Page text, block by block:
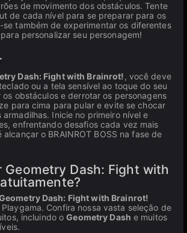
de movimento dos obstáculos. Tente
de cada nível para se preparar para os
se também de experimentar os diferentes
personalizar seu personagem!
Dash: Fight with Brainrot!, você deve
ou a tela sensível ao toque do seu
obstáculos e derrotar os personagens
para cima para pular e evite se chocar
Inicie no primeiro nível e
enfrentando desafios cada vez mais
o BRAINROT BOSS na fase de
Geometry Dash: Fight with
Dash: Fight with Brainrot!
Confira nossa vasta seleção de
incluindo oGeometry Dash e muitos